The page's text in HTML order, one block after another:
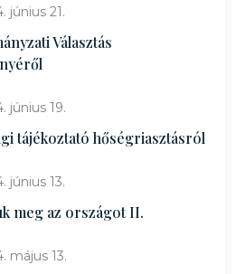
június 21.
Választás
június 19.
tájékoztató hőségriasztásról
június 13.
meg az országot II.
május 13.